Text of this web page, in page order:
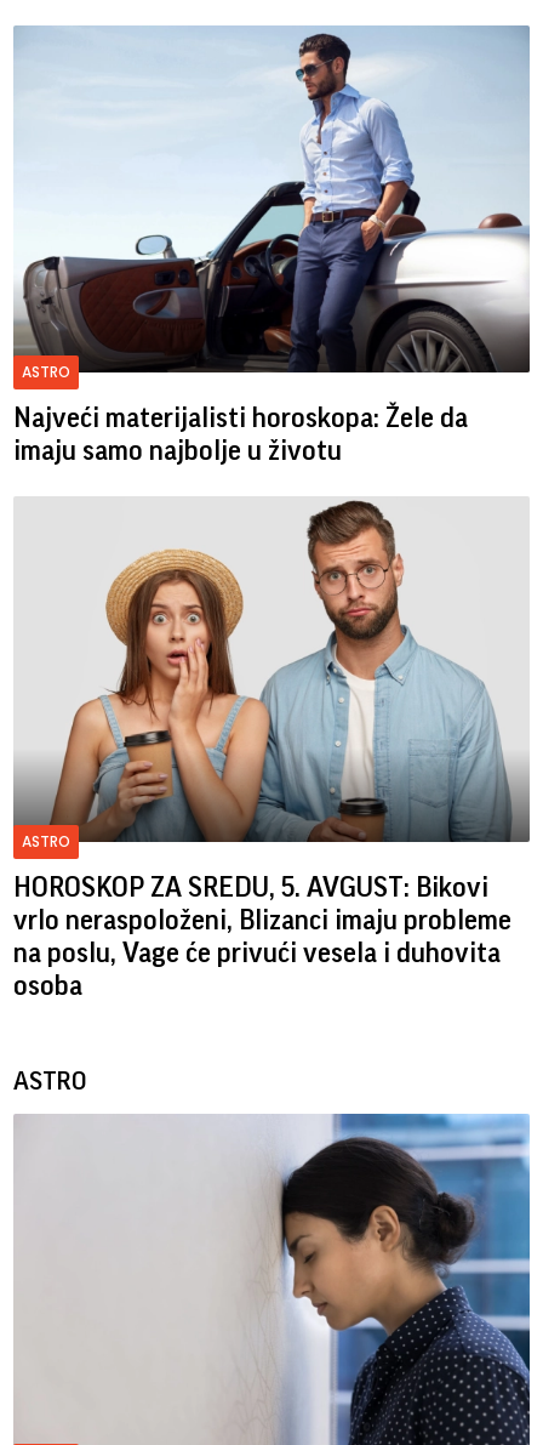
ASTRO
Najveći materijalisti horoskopa: Žele da
imaju samo najbolje u životu
ASTRO
HOROSKOP ZA SREDU, 5. AVGUST: Bikovi
vrlo neraspoloženi, Blizanci imaju probleme
na poslu, Vage će privući vesela i duhovita
osoba
ASTRO